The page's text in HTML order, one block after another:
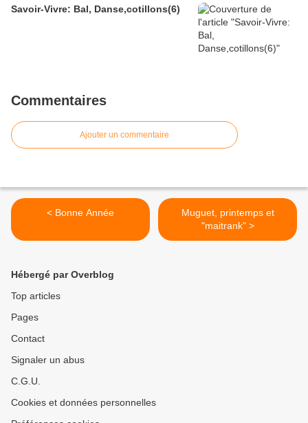
Savoir-Vivre: Bal, Danse,cotillons(6)
Commentaires
Ajouter un commentaire
< Bonne Année
Muguet, printemps et
"maitrank" >
Hébergé par Overblog
Top articles
Pages
Contact
Signaler un abus
C.G.U.
Cookies et données personnelles